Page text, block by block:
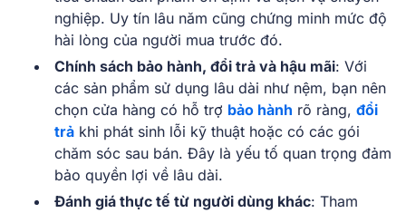
nghiệp. Uy tín lâu năm cũng chứng minh mức độ
hài lòng của người mua trước đó.
Chính sách bảo hành, đổi trả và hậu mãi: Với
các sản phẩm sử dụng lâu dài như nệm, bạn nên
chọn cửa hàng có hỗ trợ bảo hành rõ ràng, đổi
trả khi phát sinh lỗi kỹ thuật hoặc có các gói
chăm sóc sau bán. Đây là yếu tố quan trọng đảm
bảo quyền lợi về lâu dài.
Đánh giá thực tế từ người dùng khác: Tham